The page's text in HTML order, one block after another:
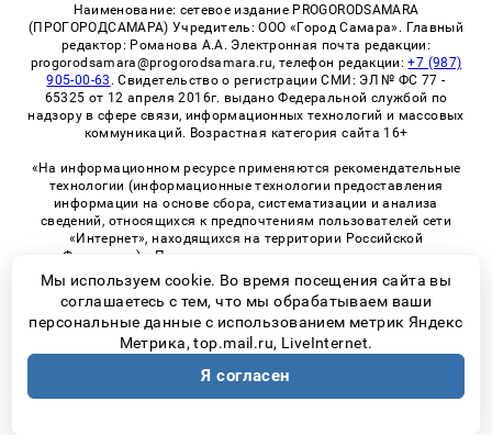
Наименование: сетевое издание PROGORODSAMARA
(ПРОГОРОДСАМАРА) Учредитель: ООО «Город Самара». Главный
редактор: Романова А.А. Электронная почта редакции:
progorodsamara@progorodsamara.ru, телефон редакции:+7 (987)
905-00-63 . Свидетельство о регистрации СМИ: ЭЛ № ФС 77 -
65325 от 12 апреля 2016г. выдано Федеральной службой по
надзору в сфере связи, информационных технологий и массовых
коммуникаций. Возрастная категория сайта 16+
«На информационном ресурсе применяются рекомендательные
технологии (информационные технологии предоставления
информации на основе сбора, систематизации и анализа
сведений, относящихся к предпочтениям пользователей сети
«Интернет», находящихся на территории Российской
Федерации)». Правила применения рекомендательных
технологий в виджетах рекламно-обменной сети
«СМИ2» (PDF)
© 2026 «ProGorodSamara» | Все права защищены
Возрастная категория сайта 16+
Политика конфиденциальности
Мы используем cookie. Во время посещения сайта вы
соглашаетесь с тем, что мы обрабатываем ваши
персональные данные с использованием метрик Яндекс
Метрика, top.mail.ru, LiveInternet.
Я согласен